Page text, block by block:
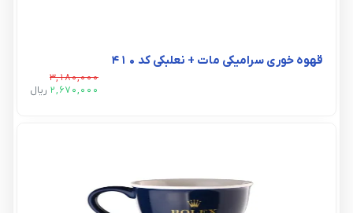
قهوه خوری سرامیکی مات + نعلبکی کد ۴۱۰
3,180,000
2,670,000 ريال